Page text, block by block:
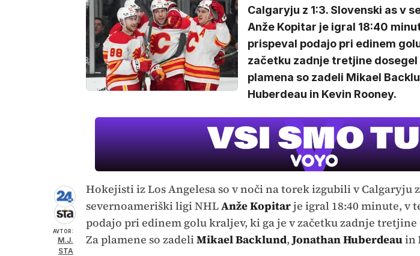
Calgaryju z 1:3. Slovenski as v
Anže Kopitar je igral 18:40
prispeval podajo pri edinem
začetku zadnje tretjine dosegel
plamena so zadeli Mikael
Huberdeau in Kevin Rooney.
AVTOR:
M.J.
STA
Hokejisti iz Los Angelesa so v noči na torek izgubili v Calgaryju
severnoameriški ligi NHLAnže Kopitarje igral 18:40 minute, v
podajo pri edinem golu kraljev, ki ga je v začetku zadnje tretjine
Za plamene so zadeliMikael Backlund,Jonathan Huberdeauin